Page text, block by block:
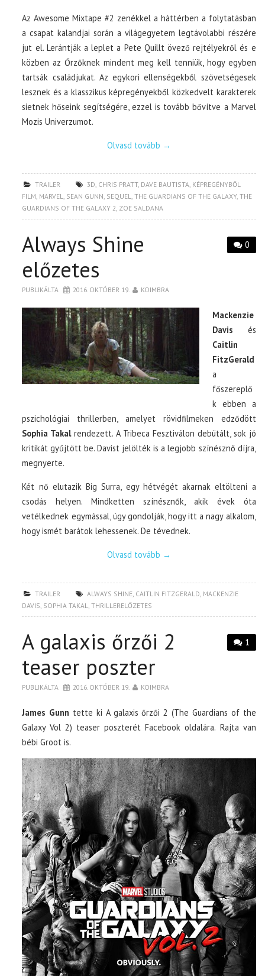
Az Awesome Mixtape #2 zenékkel a háttérben a folytatásban
a csapat kalandjai során a világegyetem legtávolabbi részére
jut el. Lerántják a leplet a Pete Quillt övező rejtélyekről és e
közben az Őrzőknek mindent meg kell tenniük, hogy egyben
tartsák családjukat. Az egykori ellenségekből szövetségesek
lesznek és a klasszikus képregényekből közkedvelt karakterek
sietnek hőseink segítségére, ezzel is tovább bővítve a Marvel
Mozis Univerzumot.
Olvasd tovább →
TRAILER 3D, CHRIS PRATT, DAVE BAUTISTA, KÉPREGÉNYBŐL
FILM, MARVEL, SEAN GUNN, SEQUEL,THE GUARDIANS OF THE GALAXY,THE
GUARDIANS OF THE GALAXY 2, ZOE SALDANA
0
Always Shine
előzetes
PUBLIKÁLTA 2016. OKTÓBER 19. KOIMBRA
Mackenzie
Davis és
Caitlin
FitzGerald
a
főszereplő
k ebben a
pszichológiai thrillerben, amelyet rövidfilmeken edződött
Sophia Takalrendezett. A Tribeca Fesztiválon debütált, sok jó
kritikát gyűjtött be. Davist jelölték is a legjobb színésznő díjra,
megnyerte.
Két nő elutazik Big Surra, egy hétvégét akarnak eltölteni a
csodás helyen. Mindketten színésznők, akik évek óta
vetélkednek egymással, úgy gondolják, hogy itt a nagy alkalom,
hogy ismét barátok lehessenek. De tévednek.
Olvasd tovább →
TRAILER ALWAYS SHINE, CAITLIN FITZGERALD, MACKENZIE
DAVIS, SOPHIA TAKAL,THRILLERELŐZETES
1
A galaxis őrzői 2
teaser poszter
PUBLIKÁLTA 2016. OKTÓBER 19. KOIMBRA
James Gunn tette ki A galaxis őrzői 2 (The Guardians of the
Galaxy Vol 2) teaser poszterét Facebook oldalára. Rajta van
bébi Groot is.